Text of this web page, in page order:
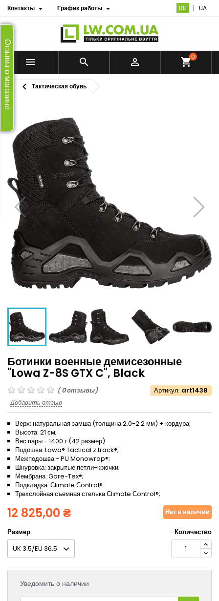
Контакты  График работы  RU UA
  shopping_cart0
 Тактическая обувь
Ботинки военные демисезонные
"Lowa Z-8S GTX C", Black
(0отзывы)
Добавить отзыв
Артикул: art1438
Верх: натуральная замша (толщина 2.0-2.2 мм) + кордура;
Высота: 21 см;
Вес пары - 1400 г (42 размер)
Подошва: Lowa® Tactical z track®;
Межподошва - PU Monowrap®;
Шнуровка: закрытые петли-крючки;
Мембрана: Gore-Tex®;
Подкладка: Сlimate Сontrol®.
Трехслойная съемная стелька Сlimate Сontrol®;
12 825,00 ₴ Нет в наличии
Размер Количество
Уведомить о наличии
Отзывы о магазине